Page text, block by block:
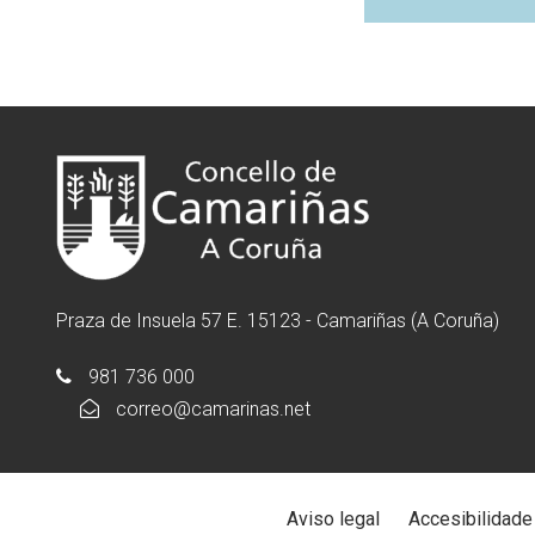
Praza de Insuela 57 E. 15123 - Camariñas (A Coruña)
981 736 000
correo@camarinas.net
Aviso legal Accesibilidade